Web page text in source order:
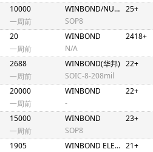
10000
一周前
WINBOND/NUVOTON
SOP8
25+
20
一周前
WINBOND
N/A
2418+
2688
一周前
WINBOND(华邦)
SOIC-8-208mil
22+
20000
一周前
WINBOND
-
22+
15000
一周前
WINBOND
SOP8
23+
1905
WINBOND ELECTRONICS 21+